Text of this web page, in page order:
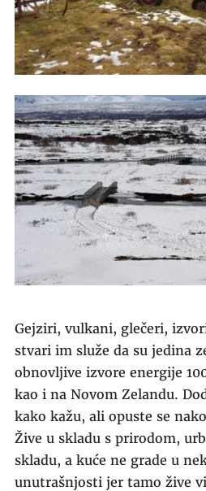
Gejziri, vulkani, glečeri,
stvari im služe da su jedina
obnovljive izvore energije
kao i na Novom Zelandu.
kako kažu, ali opuste se
Žive u skladu s prirodom,
skladu, a kuće ne grade u
unutrašnjosti jer tamo žive